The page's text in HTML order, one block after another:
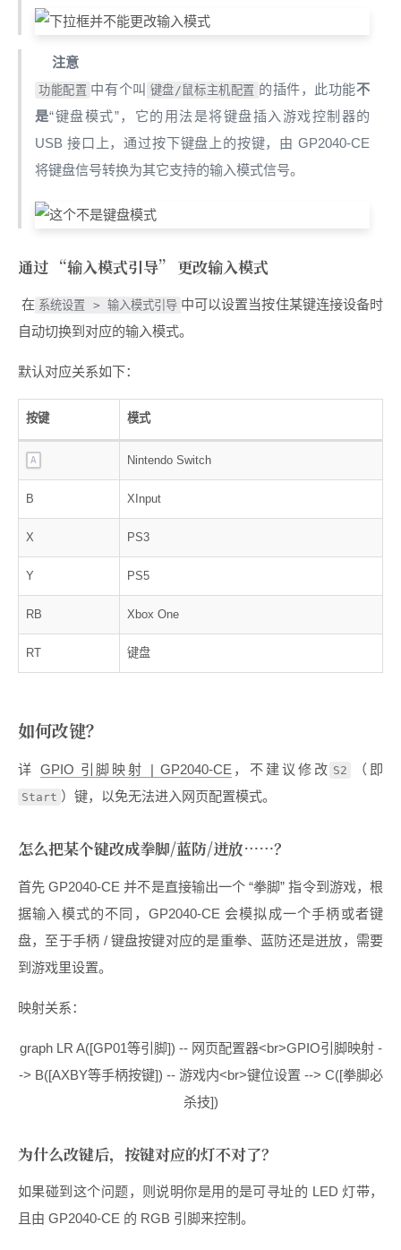
注意
功能配置 中有个叫 键盘/鼠标主机配置 的插件，此功能不
是“键盘模式”，它的用法是将键盘插入游戏控制器的
USB 接口上，通过按下键盘上的按键，由 GP2040-CE
将键盘信号转换为其它支持的输入模式信号。
通过 “输入模式引导” 更改输入模式
在 系统设置 > 输入模式引导 中可以设置当按住某键连接设备时
自动切换到对应的输入模式。
默认对应关系如下：
按键 模式
A Nintendo Switch
B XInput
X PS3
Y PS5
RB Xbox One
RT 键盘
如何改键？
详 GPIO 引脚映射 | GP2040-CE，不建议修改 S2 （即
Start ）键，以免无法进入网页配置模式。
怎么把某个键改成拳脚/蓝防/迸放……？
首先 GP2040-CE 并不是直接输出一个 “拳脚” 指令到游戏，根
据输入模式的不同，GP2040-CE 会模拟成一个手柄或者键
盘，至于手柄 / 键盘按键对应的是重拳、蓝防还是迸放，需要
到游戏里设置。
映射关系：
graph LR A([GP01等引脚]) -- 网页配置器<br>GPIO引脚映射 -
-> B([AXBY等手柄按键]) -- 游戏内<br>键位设置 --> C([拳脚必
杀技])
为什么改键后，按键对应的灯不对了？
如果碰到这个问题，则说明你是用的是可寻址的 LED 灯带，
且由 GP2040-CE 的 RGB 引脚来控制。